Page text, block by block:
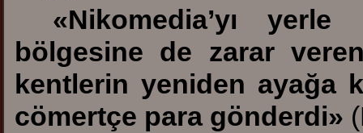
«Nikomedia’yı
bölgesine de zarar
kentlerin yeniden ayağa
cömertçe para gönderdi»